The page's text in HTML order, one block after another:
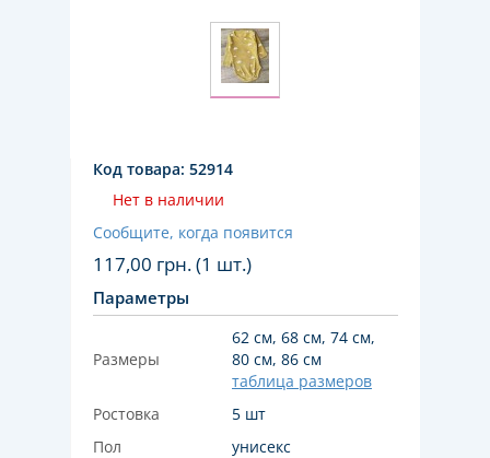
Код товара: 52914
Нет в наличии
Сообщите, когда появится
117,00 грн. (1 шт.)
Параметры
Размеры
62 см, 68 см, 74 см,
80 см, 86 см
таблица размеров
Ростовка
5 шт
Пол
унисекс